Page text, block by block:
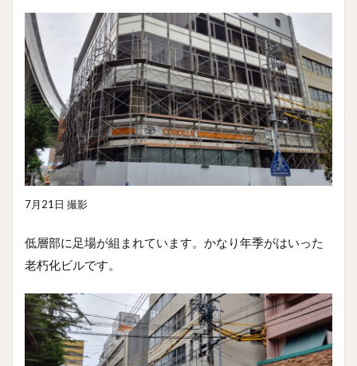
7月21日 撮影
低層部に足場が組まれています。かなり年季がはいった
老朽化ビルです。